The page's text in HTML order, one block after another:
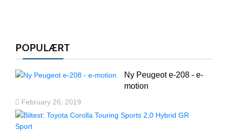
POPULÆRT
Ny Peugeot e-208 - e-
motion
February 26, 2019